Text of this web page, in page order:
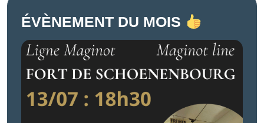
ÉVÈNEMENT DU MOIS